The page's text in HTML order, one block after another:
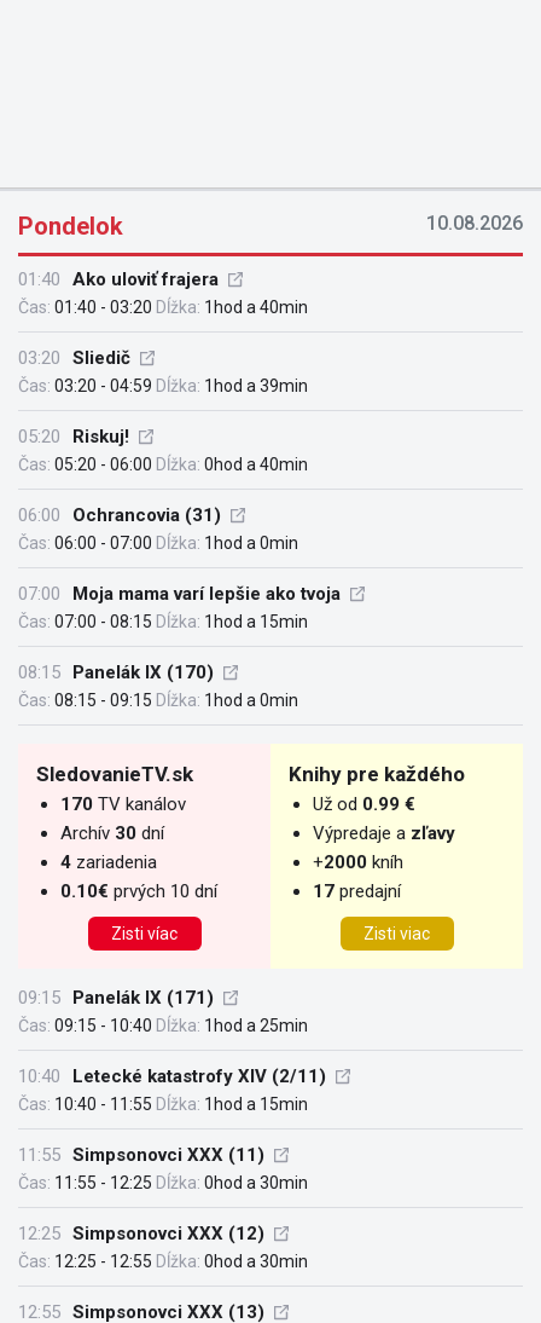
Pondelok 10.08.2026
01:40 Ako uloviť frajera
Čas: 01:40 - 03:20 Dĺžka: 1hod a 40min
03:20 Sliedič
Čas: 03:20 - 04:59 Dĺžka: 1hod a 39min
05:20 Riskuj!
Čas: 05:20 - 06:00 Dĺžka: 0hod a 40min
06:00 Ochrancovia (31)
Čas: 06:00 - 07:00 Dĺžka: 1hod a 0min
07:00 Moja mama varí lepšie ako tvoja
Čas: 07:00 - 08:15 Dĺžka: 1hod a 15min
08:15 Panelák IX (170)
Čas: 08:15 - 09:15 Dĺžka: 1hod a 0min
SledovanieTV.sk
170 TV kanálov
Archív 30 dní
4 zariadenia
0.10€ prvých 10 dní
Zisti víac
Knihy pre každého
Už od 0.99 €
Výpredaje a zľavy
+2000 kníh
17 predajní
Zisti viac
09:15 Panelák IX (171)
Čas: 09:15 - 10:40 Dĺžka: 1hod a 25min
10:40 Letecké katastrofy XIV (2/11)
Čas: 10:40 - 11:55 Dĺžka: 1hod a 15min
11:55 Simpsonovci XXX (11)
Čas: 11:55 - 12:25 Dĺžka: 0hod a 30min
12:25 Simpsonovci XXX (12)
Čas: 12:25 - 12:55 Dĺžka: 0hod a 30min
12:55 Simpsonovci XXX (13)